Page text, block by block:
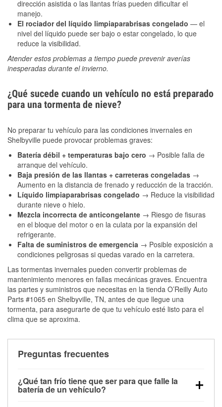
dirección asistida o las llantas frías pueden dificultar el
manejo.
El rociador del líquido limpiaparabrisas congelado — el
nivel del líquido puede ser bajo o estar congelado, lo que
reduce la visibilidad.
Atender estos problemas a tiempo puede prevenir averías
inesperadas durante el invierno.
¿Qué sucede cuando un vehículo no está preparado
para una tormenta de nieve?
No preparar tu vehículo para las condiciones invernales en
Shelbyville puede provocar problemas graves:
Batería débil + temperaturas bajo cero → Posible falla de
arranque del vehículo.
Baja presión de las llantas + carreteras congeladas →
Aumento en la distancia de frenado y reducción de la tracción.
Líquido limpiaparabrisas congelado → Reduce la visibilidad
durante nieve o hielo.
Mezcla incorrecta de anticongelante → Riesgo de fisuras
en el bloque del motor o en la culata por la expansión del
refrigerante.
Falta de suministros de emergencia → Posible exposición a
condiciones peligrosas si quedas varado en la carretera.
Las tormentas invernales pueden convertir problemas de
mantenimiento menores en fallas mecánicas graves. Encuentra
las partes y suministros que necesitas en la tienda O’Reilly Auto
Parts #1065 en Shelbyville, TN, antes de que llegue una
tormenta, para asegurarte de que tu vehículo esté listo para el
clima que se aproxima.
Preguntas frecuentes
¿Qué tan frío tiene que ser para que falle la
batería de un vehículo?